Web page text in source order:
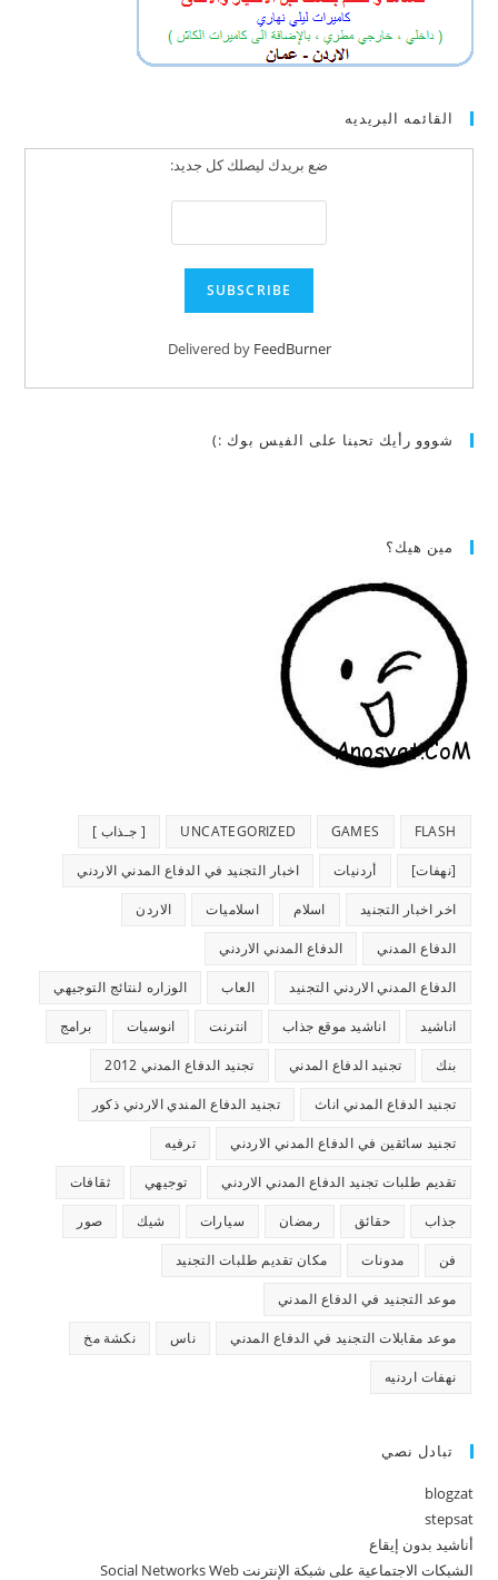
القائمه البريديه
ضع بريدك ليصلك كل جديد:
Delivered by FeedBurner
شووو رأيك تحبنا على الفيس بوك :)
مين هيك؟
FLASH
GAMES
UNCATEGORIZED [ جـذاب ]
[نهفات] أردنيات اخبار التجنيد في الدفاع المدني الاردني
اخر اخبار التجنيد اسلام اسلاميات الاردن
الدفاع المدني الدفاع المدني الاردني
الدفاع المدني الاردني التجنيد العاب الوزاره لنتائج التوجيهي
اناشيد اناشيد موقع جذاب انترنت انوسيات برامج
بنك تجنيد الدفاع المدني تجنيد الدفاع المدني 2012
تجنيد الدفاع المدني اناث تجنيد الدفاع المندي الاردني ذكور
تجنيد سائقين في الدفاع المدني الاردني ترفيه
تقديم طلبات تجنيد الدفاع المدني الاردني توجيهي ثقافات
جذاب حقائق رمضان سيارات شيك صور
فن مدونات مكان تقديم طلبات التجنيد
موعد التجنيد في الدفاع المدني
موعد مقابلات التجنيد في الدفاع المدني ناس نكشة مخ
نهفات اردنيه
تبادل نصي
blogzat
stepsat
أناشيد بدون إيقاع
الشبكات الاجتماعية على شبكة الإنترنت Social Networks Web